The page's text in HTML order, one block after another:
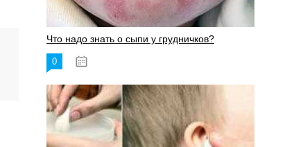
Что надо знать о сыпи у грудничков?
0